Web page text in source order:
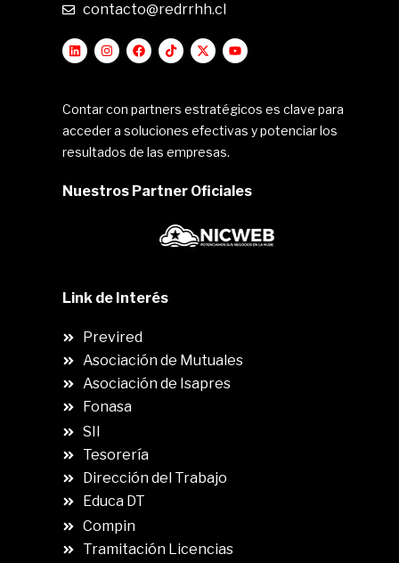
contacto@redrrhh.cl
Contar con partners estratégicos es clave para
acceder a soluciones efectivas y potenciar los
resultados de las empresas.
Nuestros Partner Oficiales
Link de Interés
Previred
Asociación de Mutuales
Asociación de Isapres
Fonasa
SII
Tesorería
Dirección del Trabajo
Educa DT
Compin
Tramitación Licencias